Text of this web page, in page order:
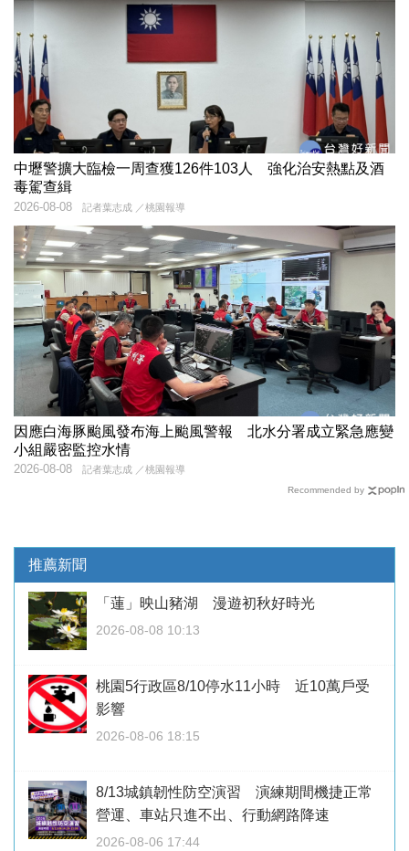
中壢警擴大臨檢一周查獲126件103人 強化治安熱點及酒
毒駕查緝
記者葉志成 ／桃園報導
2026-08-08
因應白海豚颱風發布海上颱風警報 北水分署成立緊急應變
小組嚴密監控水情
記者葉志成 ／桃園報導
2026-08-08
Recommended by
推薦新聞
「蓮」映山豬湖 漫遊初秋好時光
2026-08-08 10:13
桃園5行政區8/10停水11小時 近10萬戶受
影響
2026-08-06 18:15
8/13城鎮韌性防空演習 演練期間機捷正常
營運、車站只進不出、行動網路降速
2026-08-06 17:44